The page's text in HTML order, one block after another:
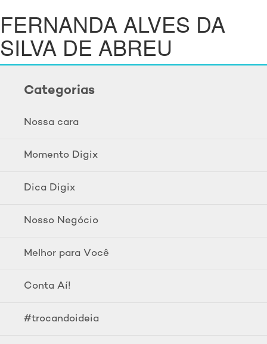
FERNANDA ALVES DA
SILVA DE ABREU
Categorias
Nossa cara
Momento Digix
Dica Digix
Nosso Negócio
Melhor para Você
Conta Aí!
#trocandoideia